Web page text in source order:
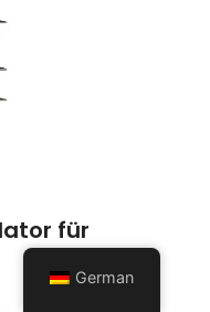
für
German